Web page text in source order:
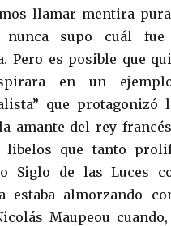
llamar mentira
nunca supo cuál
Pero es posible que
en un
que protagonizó
amante del rey
libelos que tanto
Siglo de las Luces
estaba almorzando
Maupeou